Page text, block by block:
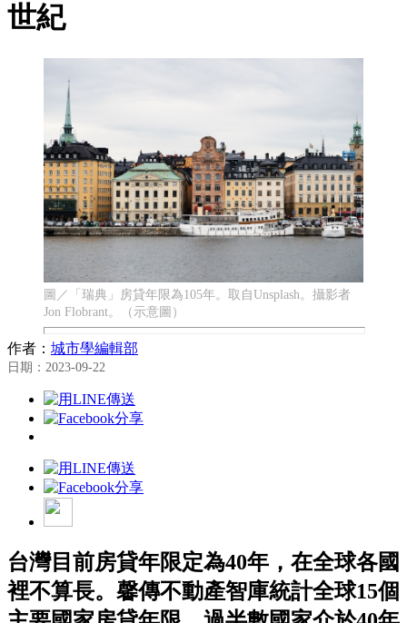
世紀
圖／「瑞典」房貸年限為105年。取自Unsplash。攝影者
Jon Flobrant。（示意圖）
作者： 城市學編輯部
日期：2023-09-22
台灣目前房貸年限定為40年，在全球各國
裡不算長。馨傳不動產智庫統計全球15個